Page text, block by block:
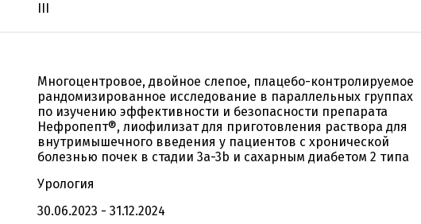
III
Многоцентровое, двойное слепое, плацебо-контролируемое
рандомизированное исследование в параллельных группах
по изучению эффективности и безопасности препарата
Нефропепт®, лиофилизат для приготовления раствора для
внутримышечного введения у пациентов с хронической
болезнью почек в стадии 3а-3b и сахарным диабетом 2 типа
Урология
30.06.2023 - 31.12.2024